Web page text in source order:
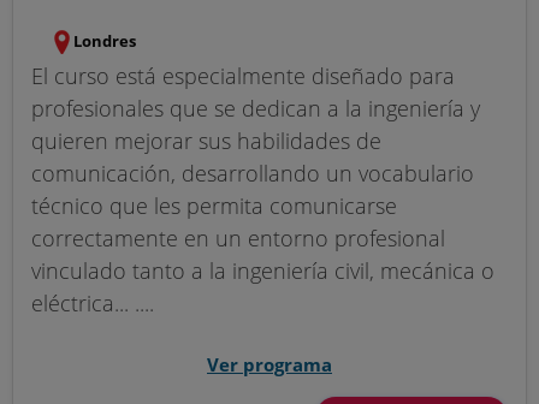
Londres
El curso está especialmente diseñado para
profesionales que se dedican a la ingeniería y
quieren mejorar sus habilidades de
comunicación, desarrollando un vocabulario
técnico que les permita comunicarse
correctamente en un entorno profesional
vinculado tanto a la ingeniería civil, mecánica o
eléctrica... ....
Ver programa